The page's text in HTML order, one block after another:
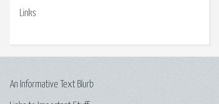
Links
An Informative Text Blurb